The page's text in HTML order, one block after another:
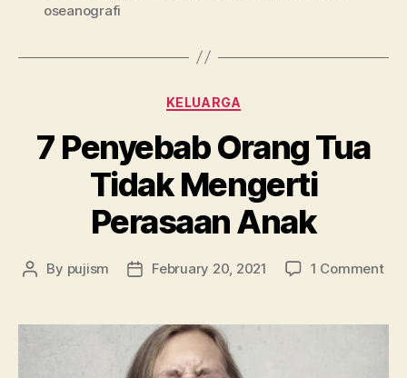
oseanografi
Categories
KELUARGA
7 Penyebab Orang Tua
Tidak Mengerti
Perasaan Anak
Post
By pujism
PostFebruary 20, 2021 1 Commenton